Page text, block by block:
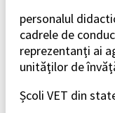
personalul
cadrele de
reprezentanţi ai
unităţilor de
Școli VET din